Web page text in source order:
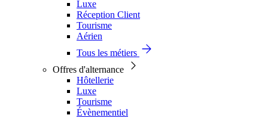
Luxe
Réception Client
Tourisme
Aérien
Tous les métiers
Offres d'alternance
Hôtellerie
Luxe
Tourisme
Évènementiel